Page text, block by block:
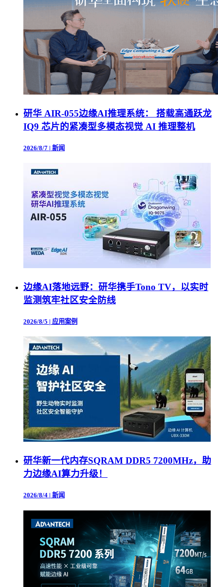
研华 AIR-055边缘AI推理系统： 搭载高通跃龙
IQ9 芯片的紧凑型多模态视觉 AI 推理整机
2026/8/7 | 新闻
边缘AI落地远野：研华携手Tono TV，以实时
监测筑牢社区安全防线
2026/8/5 | 应用案例
研华新一代内存SQRAM DDR5 7200MHz，助
力边缘AI算力升级！
2026/8/4 | 新闻